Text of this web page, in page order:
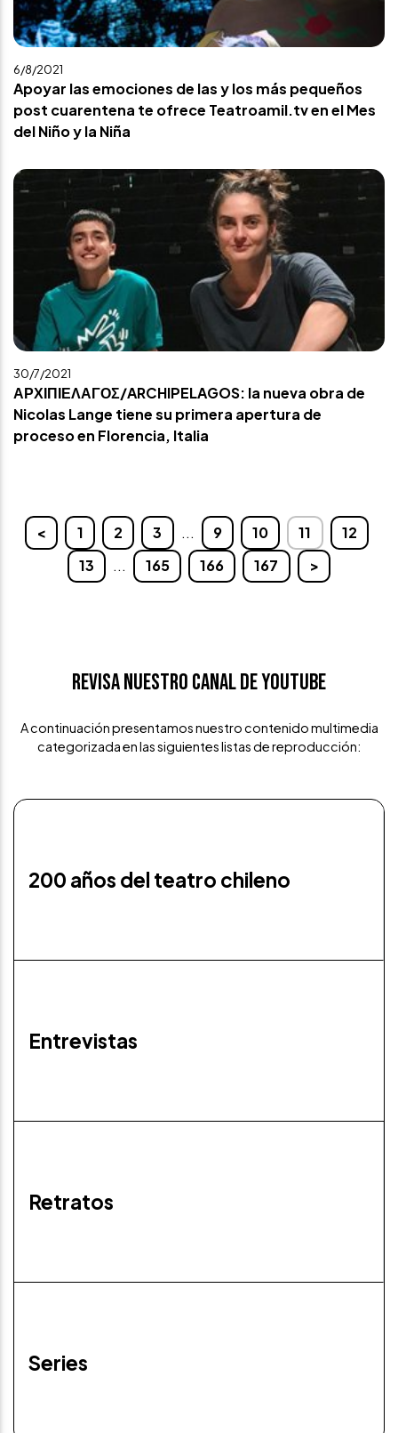
6/8/2021
Apoyar las emociones de las y los más pequeños
post cuarentena te ofrece Teatroamil.tv en el Mes
del Niño y la Niña
30/7/2021
ΑΡΧΙΠΙΕΛΑΓΟΣ/ARCHIPELAGOS: la nueva obra de
Nicolas Lange tiene su primera apertura de
proceso en Florencia, Italia
< 1 2 3 ... 9 10 11
12
13
... 165 166 167 >
Revisa nuestro canal de Youtube
A continuación presentamos nuestro contenido multimedia
categorizada en las siguientes listas de reproducción:
200 años del teatro chileno
Entrevistas
Retratos
Series